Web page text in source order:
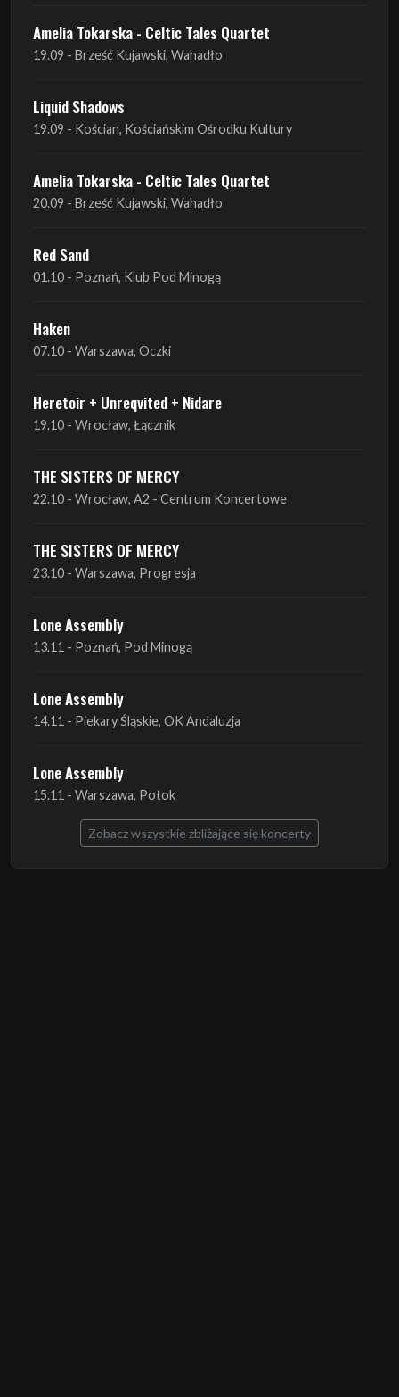
Liquid Shadows
19.09 - Kościan, Kościańskim Ośrodku Kultury
Amelia Tokarska - Celtic Tales Quartet
20.09 - Brześć Kujawski, Wahadło
Red Sand
Haken
Heretoir + Unreqvited + Nidare
THE SISTERS OF MERCY
22.10 - Wrocław, A2 - Centrum Koncertowe
THE SISTERS OF MERCY
Lone Assembly
Lone Assembly
14.11 - Piekary Śląskie, OK Andaluzja
Lone Assembly
15.11 - Warszawa, Potok